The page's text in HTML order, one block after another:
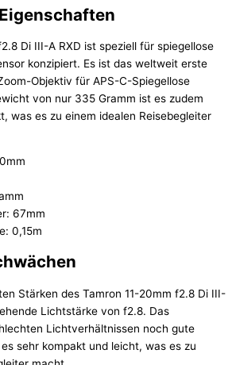
Di III-A RXD ist speziell für spiegellose
konzipiert. Es ist das weltweit erste
Objektiv für APS-C-Spiegellose
von nur 335 Gramm ist es zudem
was es zu einem idealen Reisebegleiter
67mm
0,15m
Stärken des Tamron 11-20mm f2.8 Di III-
Lichtstärke von f2.8. Das
Lichtverhältnissen noch gute
sehr kompakt und leicht, was es zu